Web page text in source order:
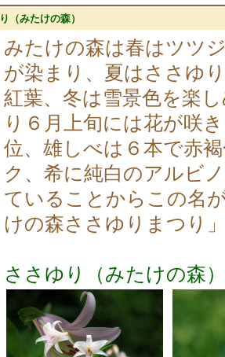
（みたけの森）
みたけの森は春はツツ
が染まり、夏はささゆ
紅葉、冬は雪景色を楽
り６月上旬には花が咲
位、雄しべは６本で赤
ク、希に純白のアルビ
ていることからこの名
けの森ささゆりまつり
ささゆり（みたけの森）